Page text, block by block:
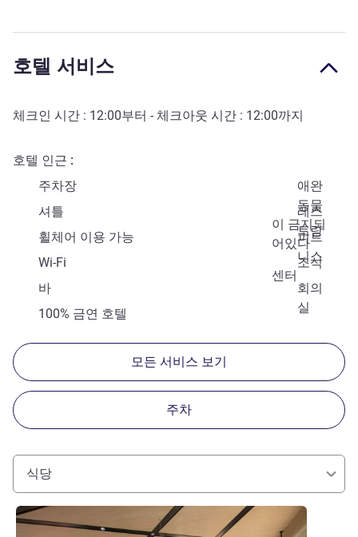
호텔 서비스
체크인 시간 : 12:00부터 - 체크아웃 시간 : 12:00까지
호텔 인근
주차장
애완
동물
이 금지되
어있다
셔틀
레스
토랑
휠체어 이용 가능
피트
니스
센터
Wi-Fi
조식
바
회의
실
100% 금연 호텔
모든 서비스 보기
주차
식당
세부 정보 보기